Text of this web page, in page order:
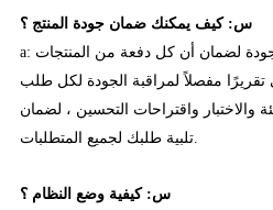
س: كيف يمكنك ضمان جودة المنتج ؟
a: لدينا فريق مخصص لمراقبة الجودة لضمان أن كل دفعة من المنتجات
مفصلاً لمراقبة الجودة لكل طلب
والاختبار واقتراحات التحسين ، لضمان
س: كيفية وضع النظام ؟